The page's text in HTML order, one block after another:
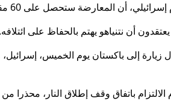
مقعدا والائتلاف على 50 مقعدا لو أجريت الانتخابات الآن.
إلى باكستان يوم الخميس، إسرائيل،
باتفاق وقف إطلاق النار، محذرا